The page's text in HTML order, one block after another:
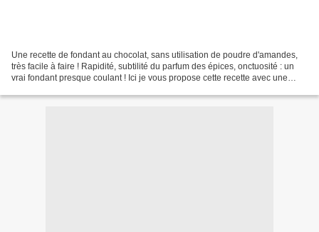
Une recette de fondant au chocolat, sans utilisation de poudre d'amandes,
très facile à faire ! Rapidité, subtilité du parfum des épices, onctuosité : un
vrai fondant presque coulant ! Ici je vous propose cette recette avec une